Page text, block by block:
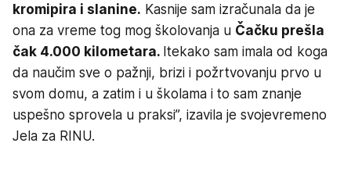
kromipira i slanine. Kasnije sam izračunala da je
ona za vreme tog mog školovanja u Čačku prešla
čak 4.000 kilometara. Itekako sam imala od koga
da naučim sve o pažnji, brizi i požrtvovanju prvo u
svom domu, a zatim i u školama i to sam znanje
uspešno sprovela u praksi”, izavila je svojevremeno
Jela za RINU.